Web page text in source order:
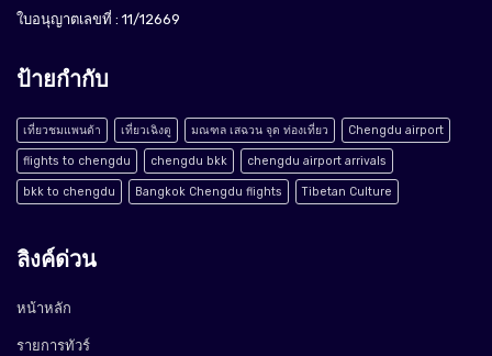
ใบอนุญาตเลขที่ : 11/12669
ป้ายกำกับ
เที่ยวชมแพนด้า เที่ยวเฉิงตู มณฑล เสฉวน จุด ท่องเที่ยว Chengdu airport
flights to chengdu chengdu bkk chengdu airport arrivals
bkk to chengdu Bangkok Chengdu flights Tibetan Culture
ลิงค์ด่วน
หน้าหลัก
รายการทัวร์